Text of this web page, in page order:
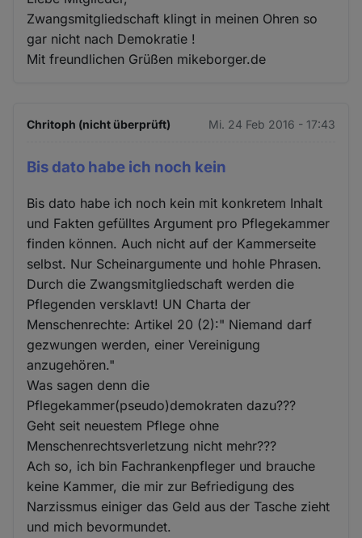
Zwangsmitgliedschaft klingt in meinen Ohren so
gar nicht nach Demokratie !
Mit freundlichen Grüßen mikeborger.de
Chritoph (nicht überprüft) Mi. 24 Feb 2016 - 17:43
Bis dato habe ich noch kein
Bis dato habe ich noch kein mit konkretem Inhalt
und Fakten gefülltes Argument pro Pflegekammer
finden können. Auch nicht auf der Kammerseite
selbst. Nur Scheinargumente und hohle Phrasen.
Durch die Zwangsmitgliedschaft werden die
Pflegenden versklavt! UN Charta der
Menschenrechte: Artikel 20 (2):" Niemand darf
gezwungen werden, einer Vereinigung
anzugehören."
Was sagen denn die
Pflegekammer(pseudo)demokraten dazu???
Geht seit neuestem Pflege ohne
Menschenrechtsverletzung nicht mehr???
Ach so, ich bin Fachrankenpfleger und brauche
keine Kammer, die mir zur Befriedigung des
Narzissmus einiger das Geld aus der Tasche zieht
und mich bevormundet.